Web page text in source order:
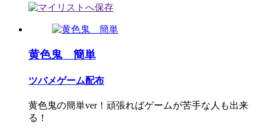
黄色鬼 簡単
ツバメゲーム配布
黄色鬼の簡単ver！頑張ればゲームが苦手な人も出来
る！